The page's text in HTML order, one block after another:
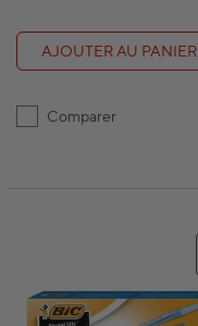
AJOUTER AU PANIER
Comparer